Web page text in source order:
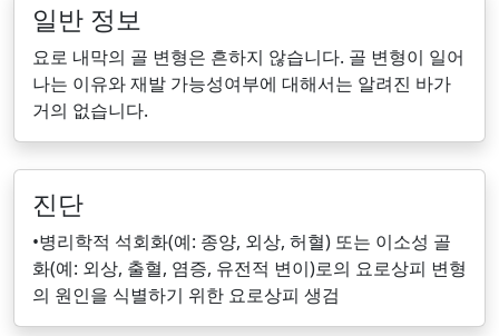
일반 정보
요로 내막의 골 변형은 흔하지 않습니다. 골 변형이 일어
나는 이유와 재발 가능성여부에 대해서는 알려진 바가
거의 없습니다.
진단
•병리학적 석회화(예: 종양, 외상, 허혈) 또는 이소성 골
화(예: 외상, 출혈, 염증, 유전적 변이)로의 요로상피 변형
의 원인을 식별하기 위한 요로상피 생검